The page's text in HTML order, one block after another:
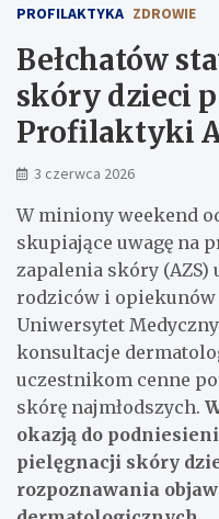
PROFILAKTYKA ZDROWIE
Bełchatów
skóry dzieci
Profilaktyki
3 czerwca 2026
W miniony weekend
skupiające uwagę na
zapalenia skóry (AZS)
rodziców i opiekunów
Uniwersytet
konsultacje
uczestnikom cenne
skórę najmłodszych.
okazją do
pielęgnacji skóry
rozpoznawania